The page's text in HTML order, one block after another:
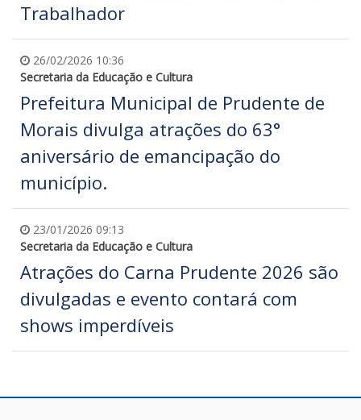
Trabalhador
26/02/2026 10:36
Secretaria da Educação e Cultura
Prefeitura Municipal de Prudente de
Morais divulga atrações do 63°
aniversário de emancipação do
município.
23/01/2026 09:13
Secretaria da Educação e Cultura
Atrações do Carna Prudente 2026 são
divulgadas e evento contará com
shows imperdíveis